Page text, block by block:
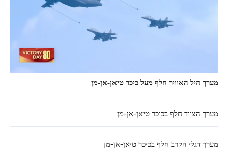
מערך חיל האוויר חלף מעל כיכר טיאן-אן-מן
מערך הציוד חלף בכיכר טיאן-אן-מן
מערך דגלי הקרב חלף בכיכר טיאן-אן-מן